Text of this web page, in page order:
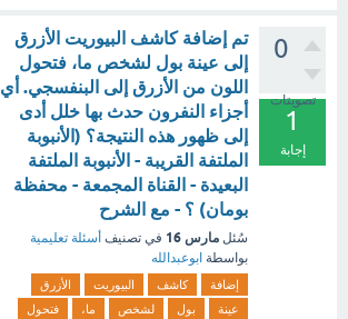
0
تصويتات
1
إجابة
تم إضافة كاشف البيوريت الأزرق
إلى عينة بول لشخص ما، فتحول
اللون من الأزرق إلى البنفسجي. أي
أجزاء النفرون حدث بها خلل أدى
إلى ظهور هذه النتيجة؟ (الأنبوبة
الملتفة القريبة - الأنبوبة الملتفة
البعيدة - القناة المجمعة - محفظة
بومان) ؟ - مع الشرح
سُئل مارس 16 في تصنيف أسئلة تعليمية
بواسطة ابوعبدالله
إضافة كاشف البيوريت
الأزرق
عينة
بول لشخص ما،
فتحول